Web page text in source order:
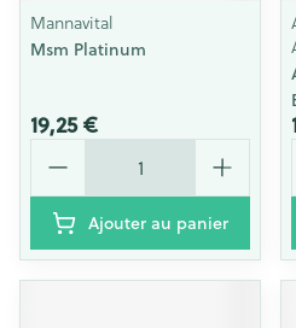
Mannavital
Msm Platinum
19,25 €
Quantité
Ajouter au panier